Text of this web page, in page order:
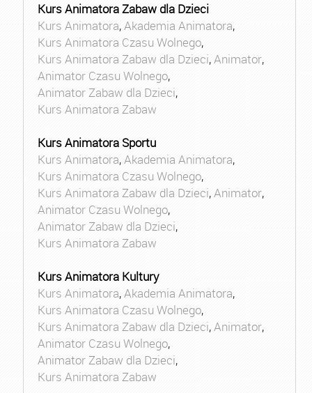
Kurs Animatora Zabaw dla Dzieci
Kurs Animatora,Akademia Animatora,
Kurs Animatora Czasu Wolnego,
Kurs Animatora Zabaw dla Dzieci,Animator,
Animator Czasu Wolnego,
Animator Zabaw dla Dzieci,
Kurs Animatora Zabaw
Kurs Animatora Sportu
Kurs Animatora,Akademia Animatora,
Kurs Animatora Czasu Wolnego,
Kurs Animatora Zabaw dla Dzieci,Animator,
Animator Czasu Wolnego,
Animator Zabaw dla Dzieci,
Kurs Animatora Zabaw
Kurs Animatora Kultury
Kurs Animatora,Akademia Animatora,
Kurs Animatora Czasu Wolnego,
Kurs Animatora Zabaw dla Dzieci,Animator,
Animator Czasu Wolnego,
Animator Zabaw dla Dzieci,
Kurs Animatora Zabaw